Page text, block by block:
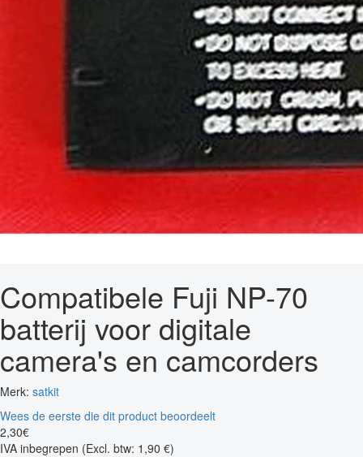
Compatibele Fuji NP-70
batterij voor digitale
camera's en camcorders
Merk: satkit
Wees de eerste die dit product beoordeelt
2,30€
IVA inbegrepen (Excl. btw: 1,90 €)